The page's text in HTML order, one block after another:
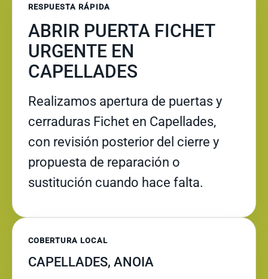
RESPUESTA RÁPIDA
ABRIR PUERTA FICHET
URGENTE EN
CAPELLADES
Realizamos apertura de puertas y
cerraduras Fichet en Capellades,
con revisión posterior del cierre y
propuesta de reparación o
sustitución cuando hace falta.
COBERTURA LOCAL
CAPELLADES, ANOIA